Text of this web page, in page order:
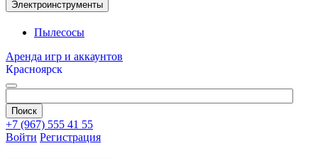
Электроинструменты
Пылесосы
Аренда игр и аккаунтов
Красноярск
+7 (967) 555 41 55
Войти Регистрация